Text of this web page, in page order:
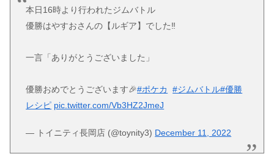
本日16時より行われたジムバトル
優勝はやすおさんの【ルギア】でした‼️
一言「ありがとうございました」
優勝おめでとうございます🎉#ポケカ #ジムバトル#優勝
レシピ pic.twitter.com/Vb3HZ2JmeJ
— トイニティ長岡店 (@toynity3) December 11, 2022